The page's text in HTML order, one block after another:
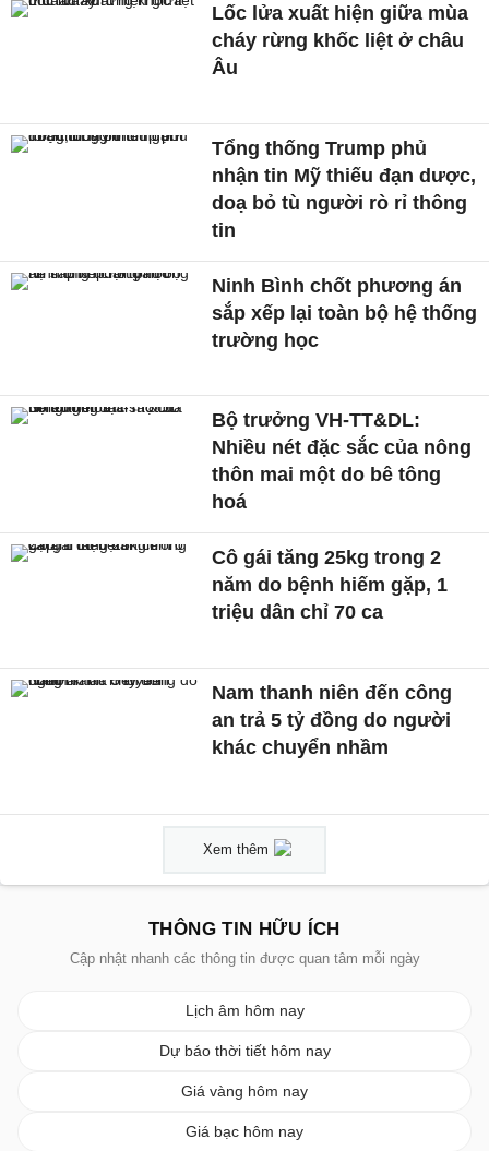
Lốc lửa xuất hiện giữa mùa
cháy rừng khốc liệt ở châu
Âu
Tổng thống Trump phủ
nhận tin Mỹ thiếu đạn dược,
doạ bỏ tù người rò rỉ thông
tin
Ninh Bình chốt phương án
sắp xếp lại toàn bộ hệ thống
trường học
Bộ trưởng VH-TT&DL:
Nhiều nét đặc sắc của nông
thôn mai một do bê tông
hoá
Cô gái tăng 25kg trong 2
năm do bệnh hiếm gặp, 1
triệu dân chỉ 70 ca
Nam thanh niên đến công
an trả 5 tỷ đồng do người
khác chuyển nhầm
Xem thêm
THÔNG TIN HỮU ÍCH
Cập nhật nhanh các thông tin được quan tâm mỗi ngày
Lịch âm hôm nay
Dự báo thời tiết hôm nay
Giá vàng hôm nay
Giá bạc hôm nay